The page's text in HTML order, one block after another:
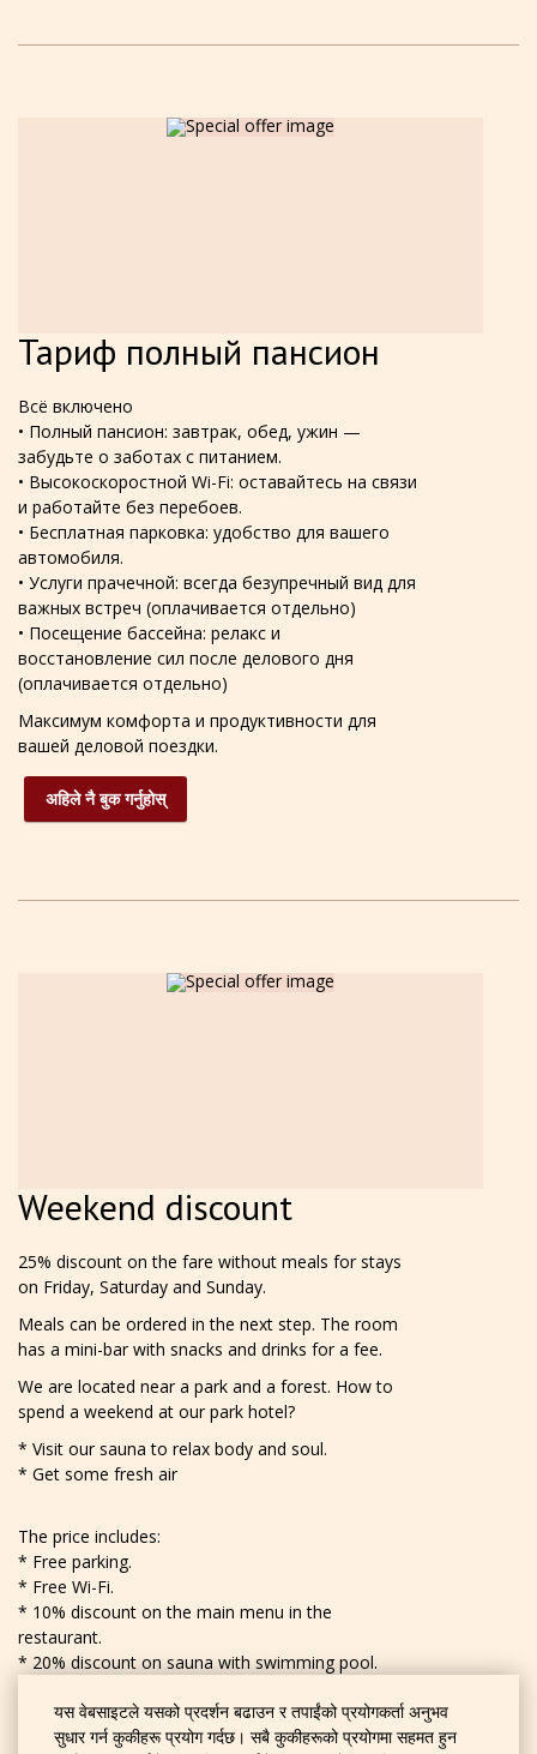
यस वेबसाइटले यसको प्रदर्शन बढाउन र तपाईंको प्रयोगकर्ता अनुभव
सुधार गर्न कुकीहरू प्रयोग गर्दछ। सबै कुकीहरूको प्रयोगमा सहमत हुन
Тариф полный пансион
Всё включено
• Полный пансион: завтрак, обед, ужин —
забудьте о заботах с питанием.
• Высокоскоростной Wi-Fi: оставайтесь на связи
и работайте без перебоев.
• Бесплатная парковка: удобство для вашего
автомобиля.
• Услуги прачечной: всегда безупречный вид для
важных встреч (оплачивается отдельно)
• Посещение бассейна: релакс и
восстановление сил после делового дня
(оплачивается отдельно)
Максимум комфорта и продуктивности для
вашей деловой поездки.
अहिले नै बुक गर्नुहोस्
Weekend discount
25% discount on the fare without meals for stays
on Friday, Saturday and Sunday.
Meals can be ordered in the next step. The room
has a mini-bar with snacks and drinks for a fee.
We are located near a park and a forest. How to
spend a weekend at our park hotel?
* Visit our sauna to relax body and soul.
* Get some fresh air
The price includes:
* Free parking.
* Free Wi-Fi.
* 10% discount on the main menu in the
restaurant.
* 20% discount on sauna with swimming pool.
अहिले नै बुक गर्नुहोस्